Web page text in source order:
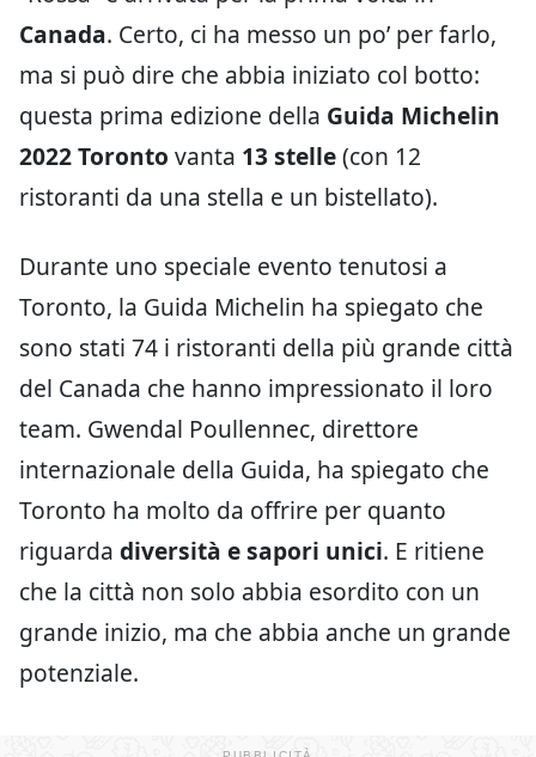
Canada. Certo, ci ha messo un po’ per farlo,
ma si può dire che abbia iniziato col botto:
questa prima edizione della Guida Michelin
2022 Toronto vanta 13 stelle(con 12
ristoranti da una stella e un bistellato).
Durante uno speciale evento tenutosi a
Toronto, la Guida Michelin ha spiegato che
sono stati 74 i ristoranti della più grande città
del Canada che hanno impressionato il loro
team. Gwendal Poullennec, direttore
internazionale della Guida, ha spiegato che
Toronto ha molto da offrire per quanto
riguarda diversità e sapori unici. E ritiene
che la città non solo abbia esordito con un
grande inizio, ma che abbia anche un grande
potenziale.